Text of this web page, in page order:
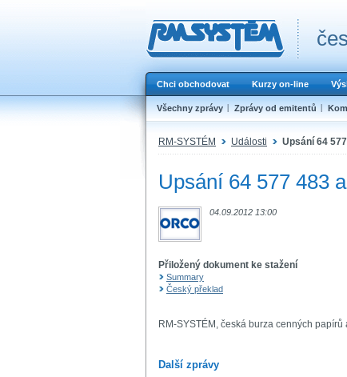
Chci obchodovat Kurzy on-line
Všechny zprávy Zprávy od emitentů
RM-SYSTÉM Události Upsání 64
Upsání 64 577 483
04.09.2012 13:00
Přiložený dokument ke stažení
Summary
Český překlad
RM-SYSTÉM, česká burza cenných papírů
Další zprávy